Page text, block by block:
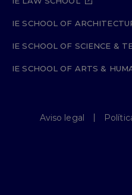
IE SCHOOL OF
IE SCHOOL OF SCIENCE &
IE SCHOOL OF ARTS &
Aviso legal